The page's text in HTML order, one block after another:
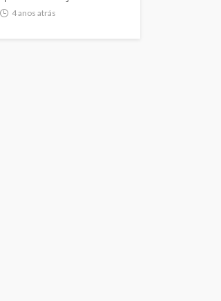
4 anos atrás